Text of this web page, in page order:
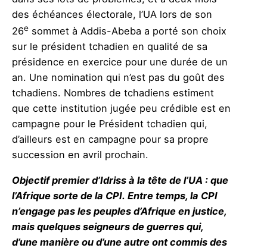
des échéances électorale, l’UA lors de son
26e sommet à Addis-Abeba a porté son choix
sur le président tchadien en qualité de sa
présidence en exercice pour une durée de un
an. Une nomination qui n’est pas du goût des
tchadiens. Nombres de tchadiens estiment
que cette institution jugée peu crédible est en
campagne pour le Président tchadien qui,
d’ailleurs est en campagne pour sa propre
succession en avril prochain.
Objectif premier d’Idriss à la tête de l’UA : que
l’Afrique sorte de la CPI. Entre temps, la CPI
n’engage pas les peuples d’Afrique en justice,
mais quelques seigneurs de guerres qui,
d’une manière ou d’une autre ont commis des